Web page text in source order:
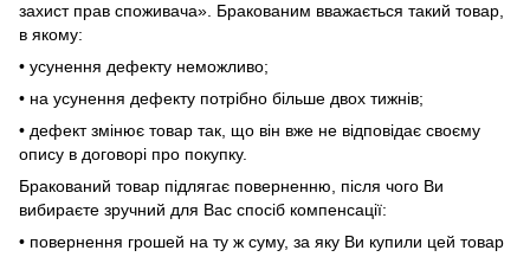
захист прав споживача». Бракованим вважається такий товар,
в якому:
• усунення дефекту неможливо;
• на усунення дефекту потрібно більше двох тижнів;
• дефект змінює товар так, що він вже не відповідає своєму
опису в договорі про покупку.
Бракований товар підлягає поверненню, після чого Ви
вибираєте зручний для Вас спосіб компенсації:
• повернення грошей на ту ж суму, за яку Ви купили цей товар